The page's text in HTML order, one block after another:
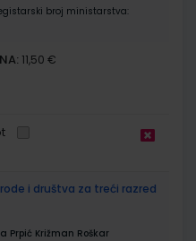
broj ministarstva:
11,50 €
i društva za treći razred
Prpić Križman Roškar